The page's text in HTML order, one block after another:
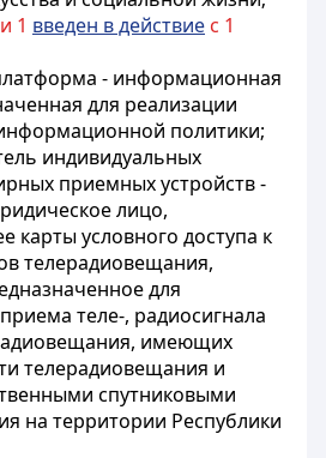
1 введен в действие с 1
- информационная
для реализации
политики;
индивидуальных
приемных устройств -
лицо,
карты условного доступа к
телерадиовещания,
для
теле-, радиосигнала
имеющих
телерадиовещания и
спутниковыми
на территории Республики